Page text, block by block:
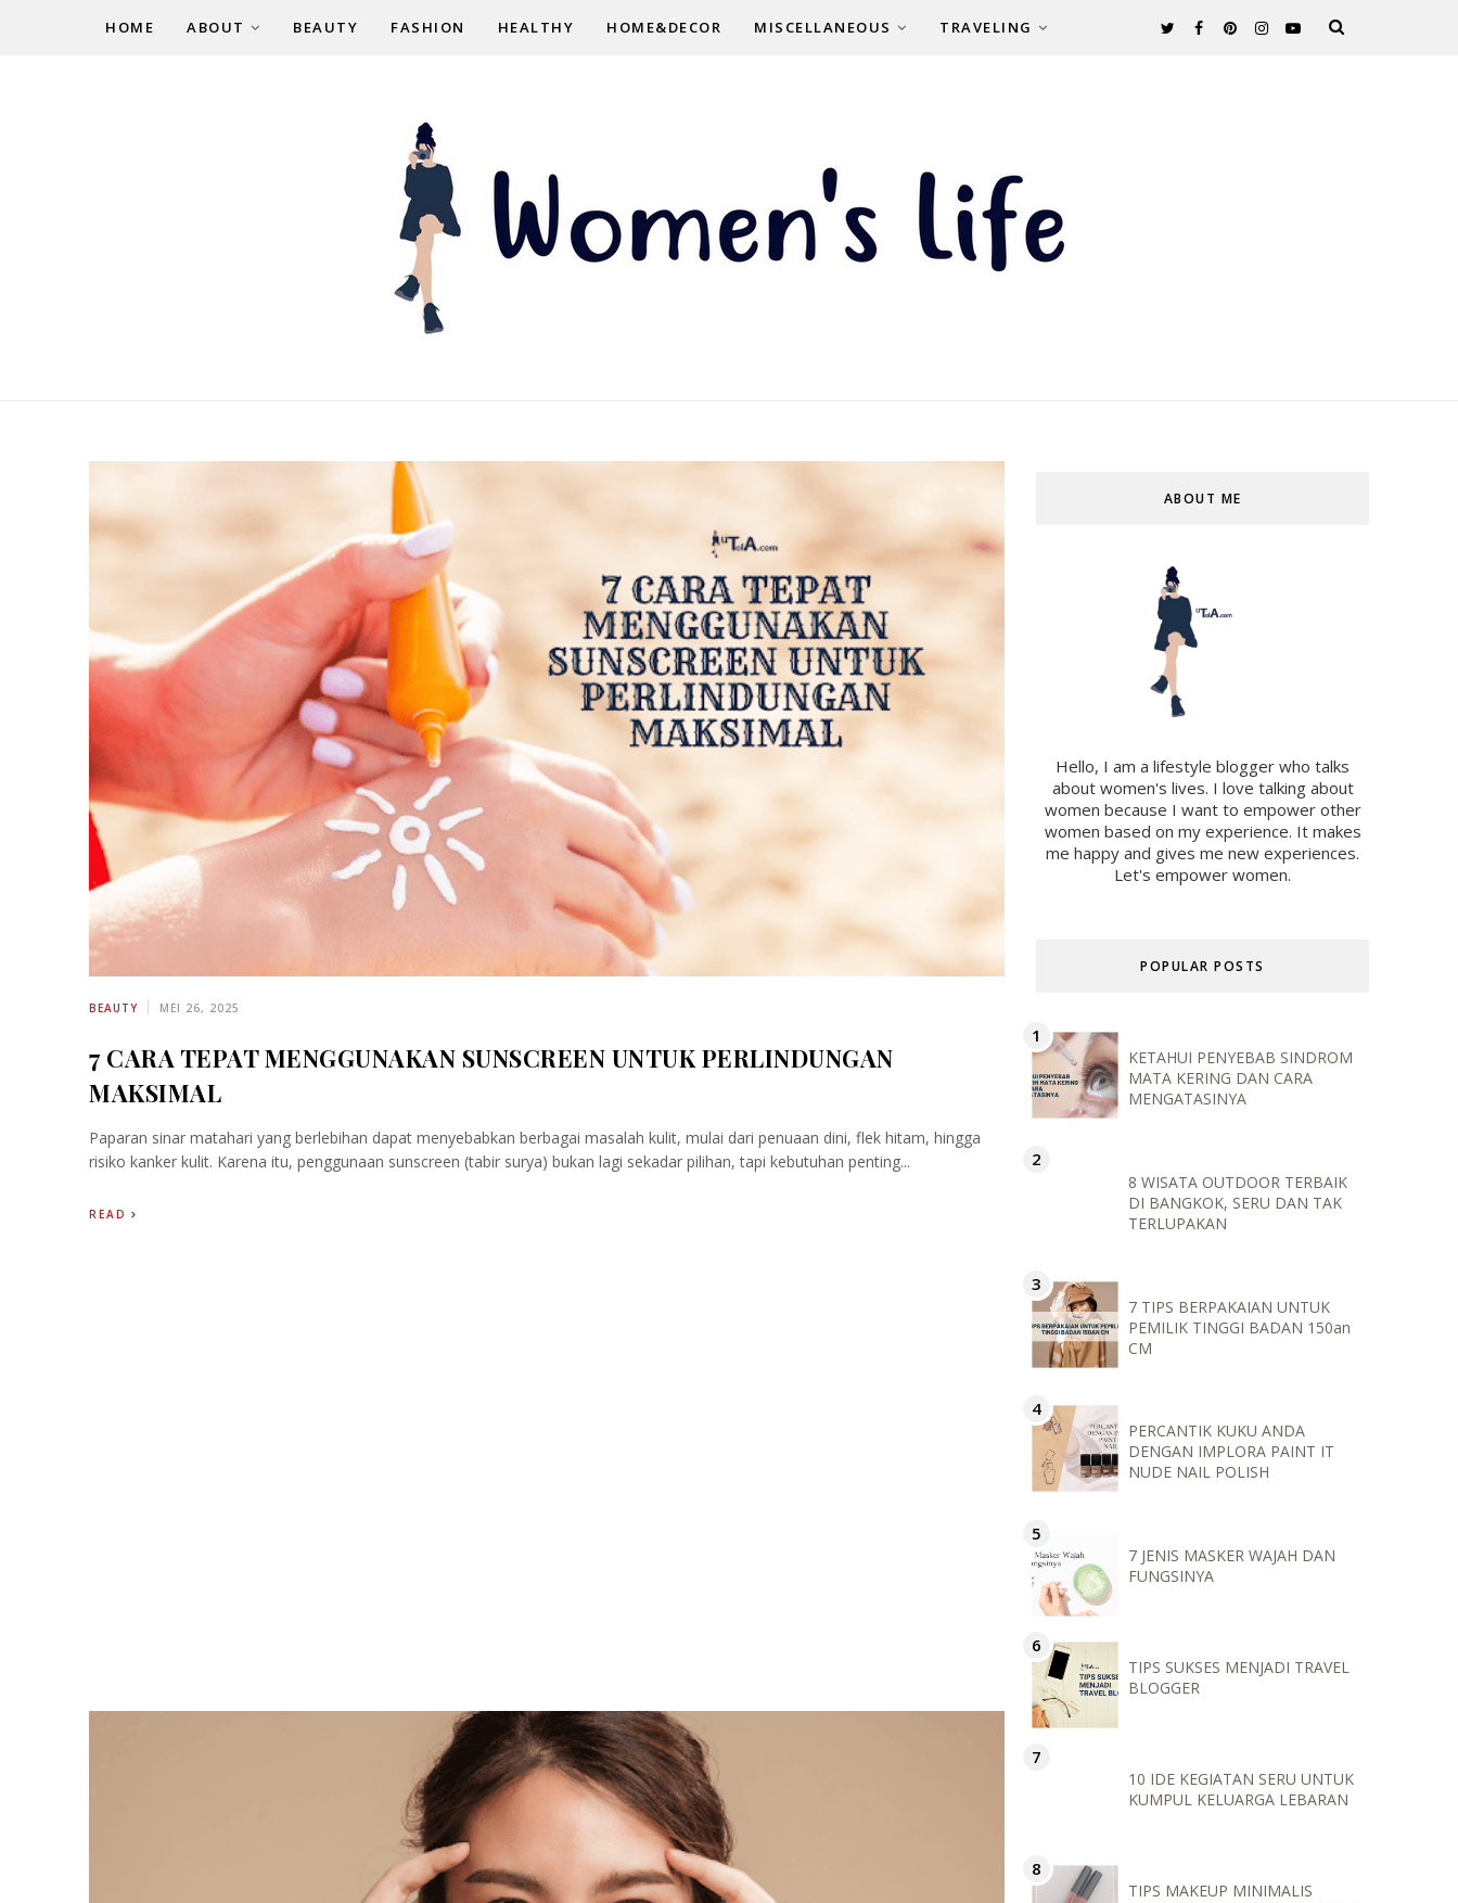
HOME ABOUT BEAUTY FASHION HEALTHY HOME&DECOR MISCELLANEOUS TRAVELING
BEAUTY MEI 26, 2025
7 CARA TEPAT MENGGUNAKAN SUNSCREEN UNTUK PERLINDUNGAN
MAKSIMAL
Paparan sinar matahari yang berlebihan dapat menyebabkan berbagai masalah kulit, mulai dari penuaan dini, flek hitam, hingga
risiko kanker kulit. Karena itu, penggunaan sunscreen (tabir surya) bukan lagi sekadar pilihan, tapi kebutuhan penting...
READ
ABOUT ME
Hello, I am a lifestyle blogger who talks
about women's lives. I love talking about
women because I want to empower other
women based on my experience. It makes
me happy and gives me new experiences.
Let's empower women.
POPULAR POSTS
KETAHUI PENYEBAB SINDROM
MATA KERING DAN CARA
MENGATASINYA
8 WISATA OUTDOOR TERBAIK
DI BANGKOK, SERU DAN TAK
TERLUPAKAN
7 TIPS BERPAKAIAN UNTUK
PEMILIK TINGGI BADAN 150an
CM
PERCANTIK KUKU ANDA
DENGAN IMPLORA PAINT IT
NUDE NAIL POLISH
7 JENIS MASKER WAJAH DAN
FUNGSINYA
TIPS SUKSES MENJADI TRAVEL
BLOGGER
10 IDE KEGIATAN SERU UNTUK
KUMPUL KELUARGA LEBARAN
TIPS MAKEUP MINIMALIS